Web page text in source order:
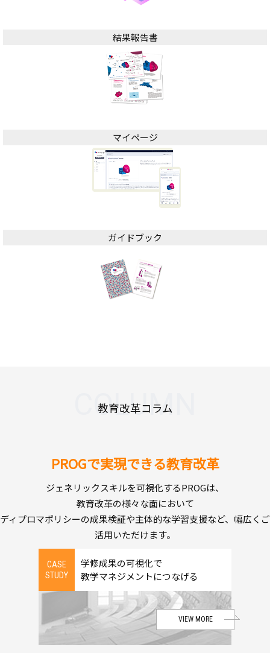
結果報告書
マイページ
ガイドブック
COLUMN
教育改革コラム
PROGで実現できる教育改革
ジェネリックスキルを可視化するPROGは、
教育改革の様々な面において
ディプロマポリシーの成果検証や主体的な学習支援など、幅広くご
活用いただけます。
CASE
STUDY
学修成果の可視化で
教学マネジメントにつなげる
VIEW MORE